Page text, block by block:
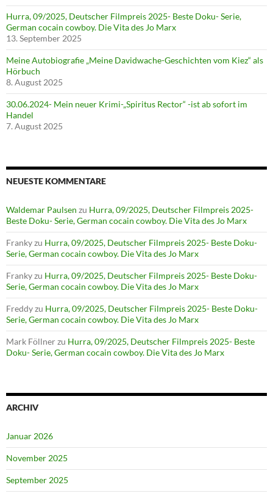
Hurra, 09/2025, Deutscher Filmpreis 2025- Beste Doku- Serie,
German cocain cowboy. Die Vita des Jo Marx
13. September 2025
Meine Autobiografie „Meine Davidwache-Geschichten vom Kiez“ als
Hörbuch
8. August 2025
30.06.2024- Mein neuer Krimi-„Spiritus Rector“ -ist ab sofort im
Handel
7. August 2025
NEUESTE KOMMENTARE
Waldemar Paulsen zu Hurra, 09/2025, Deutscher Filmpreis 2025-
Beste Doku- Serie, German cocain cowboy. Die Vita des Jo Marx
Frankyzu Hurra, 09/2025, Deutscher Filmpreis 2025- Beste Doku-
Serie, German cocain cowboy. Die Vita des Jo Marx
Frankyzu Hurra, 09/2025, Deutscher Filmpreis 2025- Beste Doku-
Serie, German cocain cowboy. Die Vita des Jo Marx
Freddyzu Hurra, 09/2025, Deutscher Filmpreis 2025- Beste Doku-
Serie, German cocain cowboy. Die Vita des Jo Marx
Mark Föllnerzu Hurra, 09/2025, Deutscher Filmpreis 2025- Beste
Doku- Serie, German cocain cowboy. Die Vita des Jo Marx
ARCHIV
Januar 2026
November 2025
September 2025